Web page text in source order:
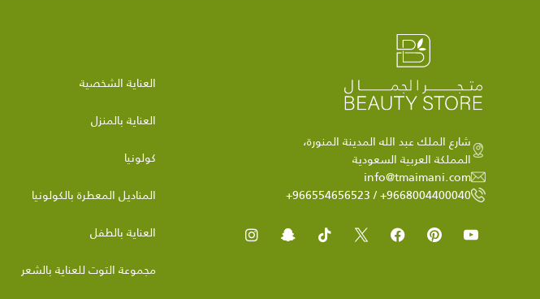
شارع الملك عبد الله المدينة المنورة،
المملكة العربية السعودية
info@tmaimani.com
9668004400040+ / 966554656523+
العناية الشخصية
العناية بالمنزل
كولونيا
المناديل المعطرة بالكولونيا
العناية بالطفل
مجموعة التوت للعناية بالشعر